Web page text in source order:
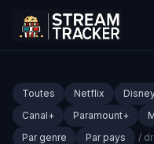
Toutes Netflix
Canal+
Paramount+
Par genre
Par pays /